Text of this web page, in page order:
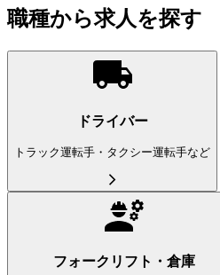
職種から求人を探す
ドライバー
トラック運転手・タクシー運転手など
フォークリフト・倉庫